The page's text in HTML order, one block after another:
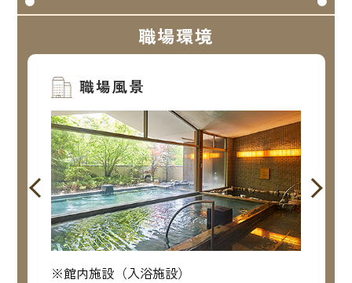
職場環境
職場風景
※館内施設（入浴施設）